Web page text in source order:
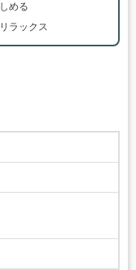
める
ラックス